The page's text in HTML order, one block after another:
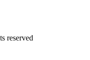
reserved